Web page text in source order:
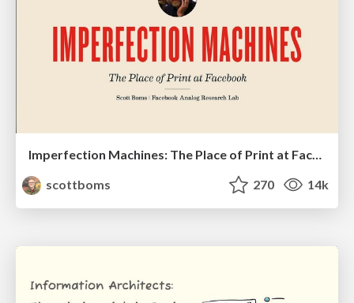
Imperfection Machines: The Place of Print at Facebook
scottboms
270 14k